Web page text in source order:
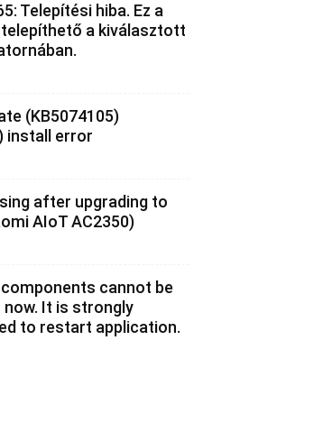
Telepítési hiba. Ez a
a kiválasztott
(KB5074105)
install error
after upgrading to
AIoT AC2350)
components cannot be
now. It is strongly
to restart application.